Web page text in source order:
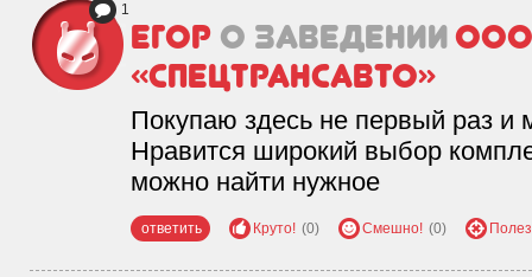
1
Егор о заведенииООО
«Спецтрансавто»
Покупаю здесь не первый раз и
Нравится широкий выбор
можно найти нужное
ответить Круто! (0) Смешно! (0)